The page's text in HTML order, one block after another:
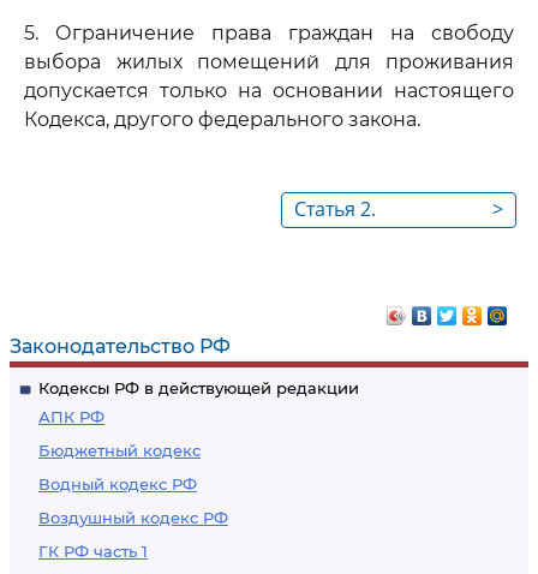
Законодательство РФ
Кодексы РФ в действующей редакции
АПК РФ
Бюджетный кодекс
Водный кодекс РФ
Воздушный кодекс РФ
ГК РФ часть 1
5. Ограничение права граждан на свободу
выбора жилых помещений для проживания
допускается только на основании настоящего
Кодекса, другого федерального закона.
>
Статья 2.
осуществления
права на жилище